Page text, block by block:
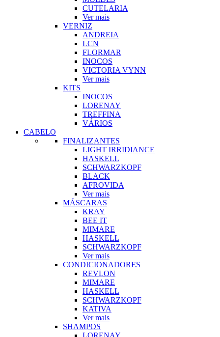
CUTELARIA
Ver mais
VERNIZ
ANDREIA
LCN
FLORMAR
INOCOS
VICTORIA VYNN
Ver mais
KITS
INOCOS
LORENAY
TREFFINA
VÁRIOS
CABELO
FINALIZANTES
LIGHT IRRIDIANCE
HASKELL
SCHWARZKOPF
BLACK
AFROVIDA
Ver mais
MÁSCARAS
KRAY
BEE IT
MIMARE
HASKELL
SCHWARZKOPF
Ver mais
CONDICIONADORES
REVLON
MIMARE
HASKELL
SCHWARZKOPF
KATIVA
Ver mais
SHAMPOS
LORENAY